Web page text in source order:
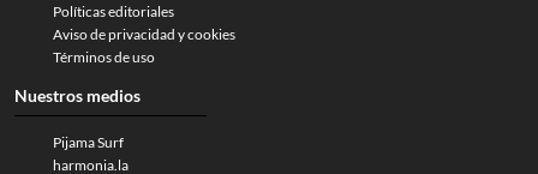
Políticas editoriales
Aviso de privacidad y cookies
Términos de uso
Nuestros medios
Pijama Surf
harmonia.la